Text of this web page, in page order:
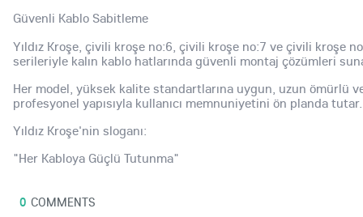
Güvenli Kablo Sabitleme
Yıldız Kroşe, çivili kroşe no:6, çivili kroşe no:7 ve çivili kroşe
serileriyle kalın kablo hatlarında güvenli montaj çözümleri
Her model, yüksek kalite standartlarına uygun, uzun ömürlü
profesyonel yapısıyla kullanıcı memnuniyetini ön planda tutar.
Yıldız Kroşe'nin sloganı:
"Her Kabloya Güçlü Tutunma"
0 COMMENTS